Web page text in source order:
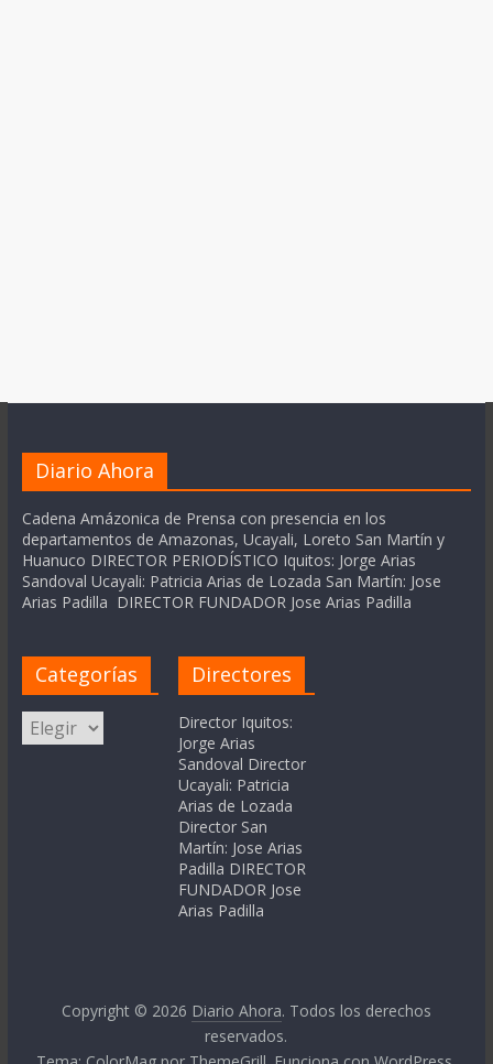
Diario Ahora
Cadena Amázonica de Prensa con presencia en los
departamentos de Amazonas, Ucayali, Loreto San Martín y
Huanuco DIRECTOR PERIODÍSTICO Iquitos: Jorge Arias
Sandoval Ucayali: Patricia Arias de Lozada San Martín: Jose
Arias Padilla DIRECTOR FUNDADOR Jose Arias Padilla
Categorías
Categorías
Directores
Director Iquitos:
Jorge Arias
Sandoval Director
Ucayali: Patricia
Arias de Lozada
Director San
Martín: Jose Arias
Padilla DIRECTOR
FUNDADOR Jose
Arias Padilla
Copyright © 2026 Diario Ahora. Todos los derechos
reservados.